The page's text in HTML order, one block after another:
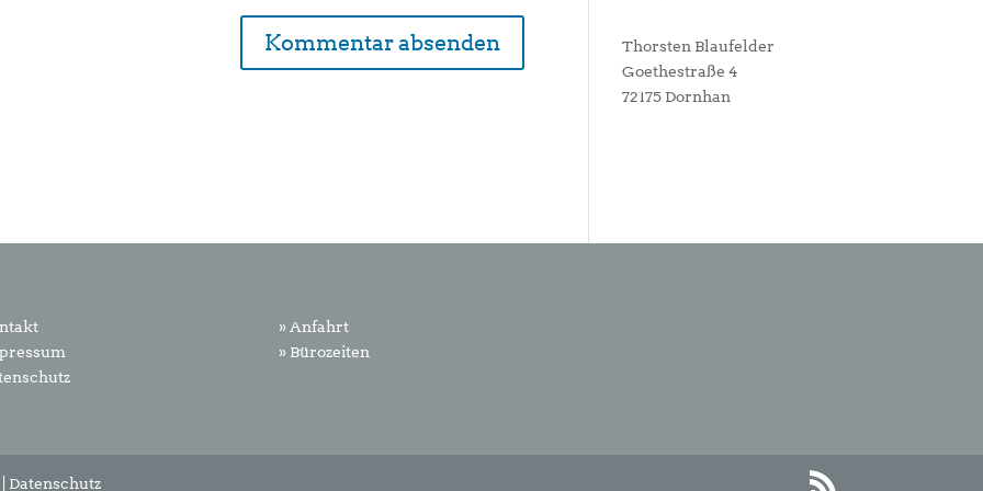
Thorsten Blaufelder
Goethestraße 4
72175 Dornhan
» Anfahrt
» Bürozeiten
Datenschutz